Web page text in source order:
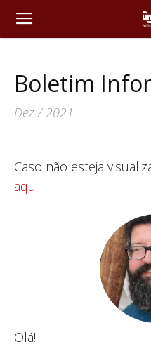
Boletim
Dez / 2021
Caso não esteja
aqui.
Olá!